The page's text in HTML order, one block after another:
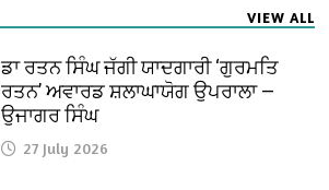
VIEW ALL
ਡਾ ਰਤਨ ਸਿੰਘ ਜੱਗੀ ਯਾਦਗਾਰੀ ‘ਗੁਰਮਤਿ
ਰਤਨ’ ਅਵਾਰਡ ਸ਼ਲਾਘਾਯੋਗ ਉਪਰਾਲਾ —
ਉਜਾਗਰ ਸਿੰਘ
27 July 2026